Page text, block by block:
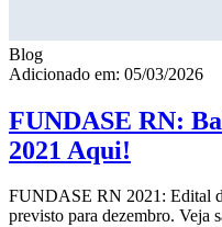
Blog
Adicionado em: 05/03/2026
FUNDASE RN:
2021 Aqui!
FUNDASE RN 2021: Edital
previsto para dezembro. Veja